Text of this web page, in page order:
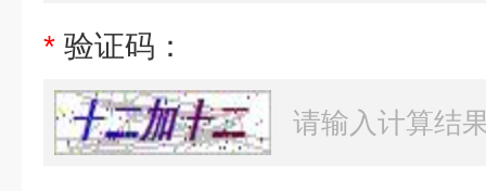
* 验证码：